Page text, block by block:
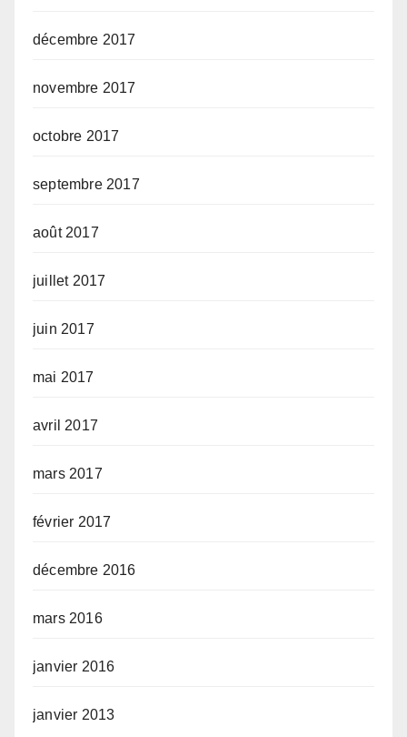
décembre 2017
novembre 2017
octobre 2017
septembre 2017
août 2017
juillet 2017
juin 2017
mai 2017
avril 2017
mars 2017
février 2017
décembre 2016
mars 2016
janvier 2016
janvier 2013